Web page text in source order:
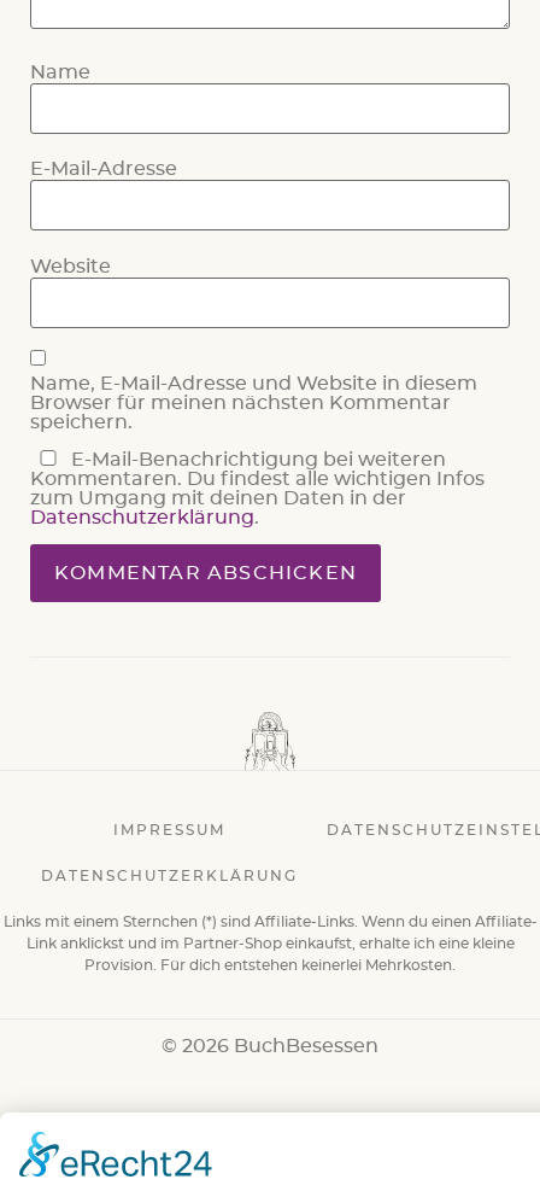
Name
E-Mail-Adresse
Website
Name, E-Mail-Adresse und Website in diesem
Browser für meinen nächsten Kommentar
speichern.
E-Mail-Benachrichtigung bei weiteren
Kommentaren. Du findest alle wichtigen Infos
zum Umgang mit deinen Daten in der
Datenschutzerklärung.
IMPRESSUM
DATENSCHUTZERKLÄRUNG
Links mit einem Sternchen (*) sind Affiliate-Links. Wenn du einen Affiliate-
Link anklickst und im Partner-Shop einkaufst, erhalte ich eine kleine
Provision. Für dich entstehen keinerlei Mehrkosten.
© 2026 BuchBesessen